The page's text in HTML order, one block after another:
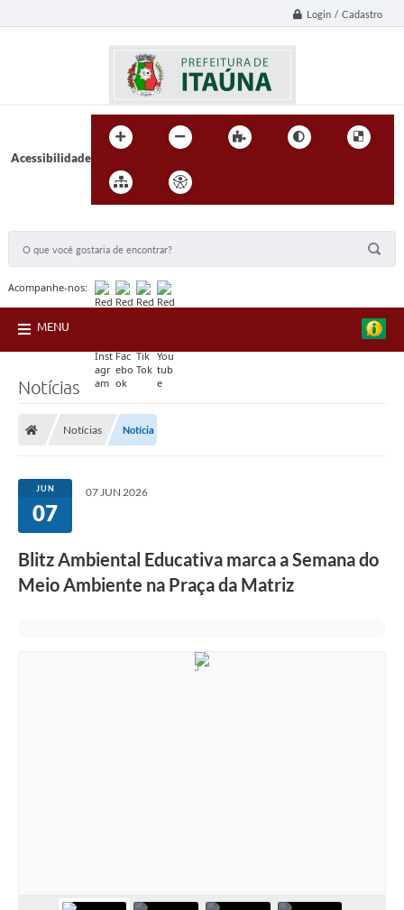
Login / Cadastro
Acessibilidade
Acompanhe-nos:
MENU
Notícias
Notícias Notícia
JUN
07
07 JUN 2026
Blitz Ambiental Educativa marca a Semana do
Meio Ambiente na Praça da Matriz